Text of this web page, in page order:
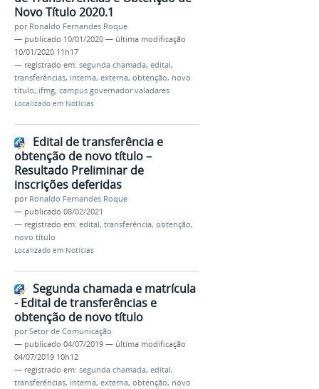
Novo Título 2020.1
por Ronaldo Fernandes Roque
— publicado 10/01/2020 — última modificação
10/01/2020 11h17
— registrado em: segunda chamada, edital,
transferências, interna, externa, obtenção, novo
título, ifmg, campus governador valadares
Localizado em Notícias
Edital de transferência e
obtenção de novo título –
Resultado Preliminar de
inscrições deferidas
por Ronaldo Fernandes Roque
— publicado 08/02/2021
— registrado em: edital, transferência, obtenção,
novo título
Localizado em Notícias
Segunda chamada e matrícula
- Edital de transferências e
obtenção de novo título
porSetor de Comunicação
— publicado 04/07/2019 — última modificação
04/07/2019 10h12
— registrado em: segunda chamada, edital,
transferências, interna, externa, obtenção, novo